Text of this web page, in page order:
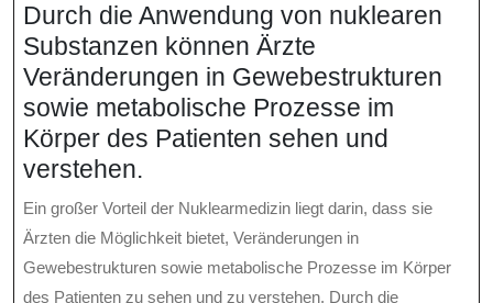
Durch die Anwendung von nuklearen
Substanzen können Ärzte
Veränderungen in Gewebestrukturen
sowie metabolische Prozesse im
Körper des Patienten sehen und
verstehen.
Ein großer Vorteil der Nuklearmedizin liegt darin, dass sie
Ärzten die Möglichkeit bietet, Veränderungen in
Gewebestrukturen sowie metabolische Prozesse im Körper
des Patienten zu sehen und zu verstehen. Durch die